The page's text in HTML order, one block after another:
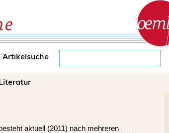
Artikelsuche
aktuell (2011) nach mehreren